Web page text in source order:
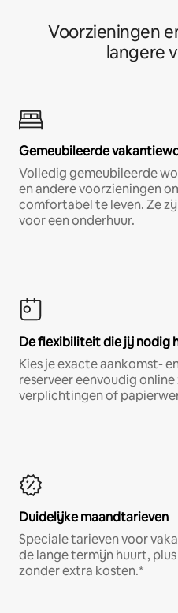
Voorzieningen
langere
Gemeubileerde
Volledig gemeubileerde
en andere voorzieningen
comfortabel te leven. Ze
voor een onderhuur.
De flexibiliteit die jij nodig
Kies je exacte aankomst-
reserveer eenvoudig
verplichtingen of
Duidelijke maandtarieven
Speciale tarieven voor
de lange termijn huurt,
zonder extra kosten.*